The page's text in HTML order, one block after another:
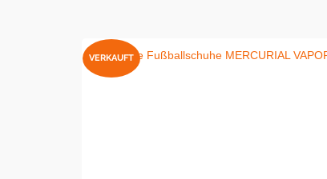
VERKAUFT